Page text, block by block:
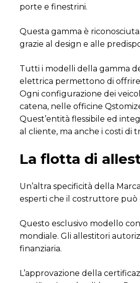
porte e finestrini.
Questa gamma è
grazie al design e alle
Tutti i modelli della gamma
elettrica permettono di offrire
Ogni configurazione dei
catena, nelle officine
Quest’entità flessibile ed
al cliente, ma anche i costi di
La flotta di
Un’altra specificità della
esperti che il costruttore può
Questo esclusivo modello
mondiale. Gli allestitori
finanziaria.
L’approvazione della